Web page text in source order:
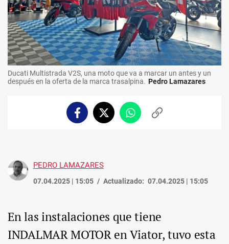
Ducati Multistrada V2S, una moto que va a marcar un antes y un
después en la oferta de la marca trasalpina. Pedro Lamazares
FacebookTwitterWhatsappCopiar
PEDRO LAMAZARES
07.04.2025 | 15:05 Actualizado: 07.04.2025 | 15:05
En las instalaciones que tiene
INDALMAR MOTOR en Viator, tuvo esta